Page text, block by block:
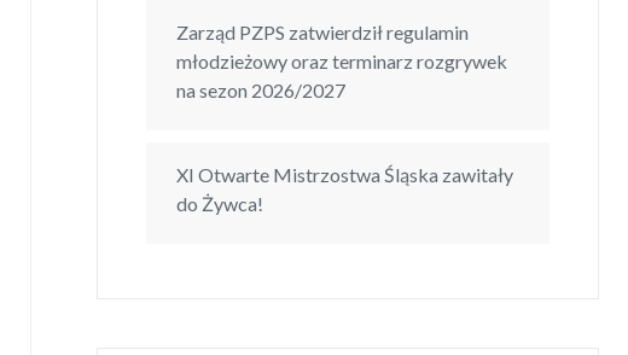
Zarząd PZPS zatwierdził regulamin
młodzieżowy oraz terminarz rozgrywek
na sezon 2026/2027
XI Otwarte Mistrzostwa Śląska zawitały
do Żywca!